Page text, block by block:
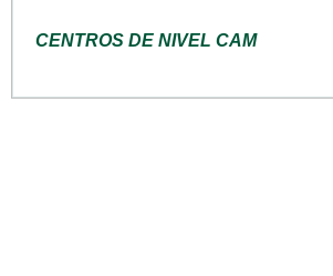
CENTROS DE NIVEL CAM